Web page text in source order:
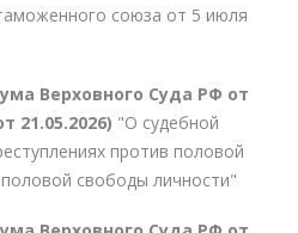
союза от 5 июля
Верховного Суда РФ от
21.05.2026) "О судебной
против половой
свободы личности"